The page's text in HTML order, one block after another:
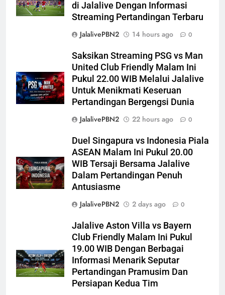
di Jalalive Dengan Informasi
Streaming Pertandingan Terbaru
JalalivePBN2
14 hours ago 0
Saksikan Streaming PSG vs Man
United Club Friendly Malam Ini
Pukul 22.00 WIB Melalui Jalalive
Untuk Menikmati Keseruan
Pertandingan Bergengsi Dunia
JalalivePBN2
22 hours ago 0
Duel Singapura vs Indonesia Piala
ASEAN Malam Ini Pukul 20.00
WIB Tersaji Bersama Jalalive
Dalam Pertandingan Penuh
Antusiasme
JalalivePBN2
2 days ago 0
Jalalive Aston Villa vs Bayern
Club Friendly Malam Ini Pukul
19.00 WIB Dengan Berbagai
Informasi Menarik Seputar
Pertandingan Pramusim Dan
Persiapan Kedua Tim